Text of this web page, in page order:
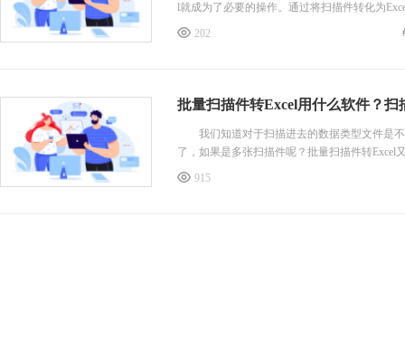
l就成为了必要的操作。通过将扫描件转化为
202
批量扫描件转Excel用什么软件？扫
我们知道对于扫描进去的数据类型文件是不
了，如果是多张扫描件呢？批量扫描件转Excel
915